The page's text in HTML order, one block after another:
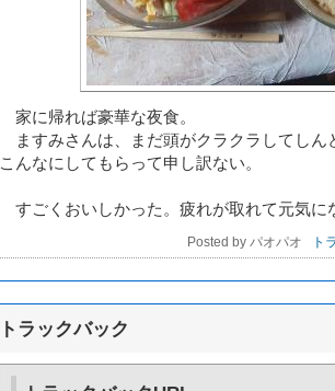
家に帰れば豪華な夜食。
ますみさんは、まだ頭がクラクラしてしん
こんなにしてもらって申し訳ない。
すごくおいしかった。疲れが取れて元気に
Posted by パオパオ ト
トラックバック